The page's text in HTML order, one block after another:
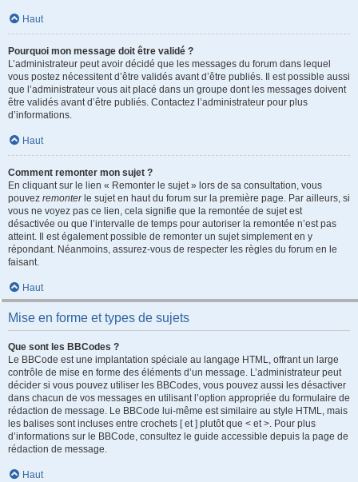
Haut
Pourquoi mon message doit être validé ?
L’administrateur peut avoir décidé que les messages du forum dans lequel
vous postez nécessitent d’être validés avant d’être publiés. Il est possible aussi
que l’administrateur vous ait placé dans un groupe dont les messages doivent
être validés avant d’être publiés. Contactez l’administrateur pour plus
d’informations.
Haut
Comment remonter mon sujet ?
En cliquant sur le lien « Remonter le sujet » lors de sa consultation, vous
pouvez remonterle sujet en haut du forum sur la première page. Par ailleurs, si
vous ne voyez pas ce lien, cela signifie que la remontée de sujet est
désactivée ou que l’intervalle de temps pour autoriser la remontée n’est pas
atteint. Il est également possible de remonter un sujet simplement en y
répondant. Néanmoins, assurez-vous de respecter les règles du forum en le
faisant.
Haut
Mise en forme et types de sujets
Que sont les BBCodes ?
Le BBCode est une implantation spéciale au langage HTML, offrant un large
contrôle de mise en forme des éléments d’un message. L’administrateur peut
décider si vous pouvez utiliser les BBCodes, vous pouvez aussi les désactiver
dans chacun de vos messages en utilisant l’option appropriée du formulaire de
rédaction de message. Le BBCode lui-même est similaire au style HTML, mais
les balises sont incluses entre crochets [ et ] plutôt que < et >. Pour plus
d’informations sur le BBCode, consultez le guide accessible depuis la page de
rédaction de message.
Haut